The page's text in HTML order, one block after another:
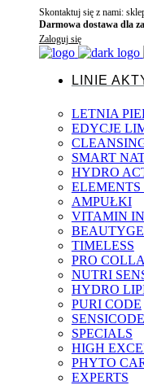
Skontaktuj się z nami:
Darmowa dostawa dla
Zaloguj się
LINIE
LETNIA
EDYCJE
SMART
HYDRO
ELEMENTS
AMPUŁKI
VITAMIN
TIMELESS
PRO
NUTRI
HYDRO
PURI CODE
SENSICODE
SPECIALS
HIGH
PHYTO
EXPERTS